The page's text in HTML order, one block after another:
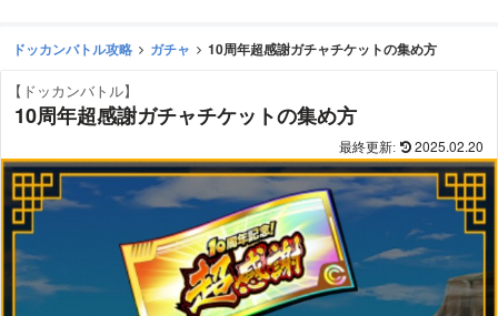
ドッカンバトル攻略 ガチャ 10周年超感謝ガチャチケットの集め方
【ドッカンバトル】
10周年超感謝ガチャチケットの集め方
2025.02.20